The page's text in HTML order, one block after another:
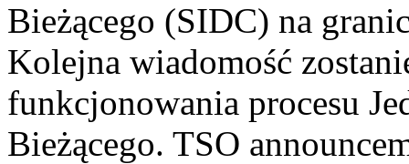
Bieżącego (SIDC) na
Kolejna wiadomość
funkcjonowania procesu
Bieżącego. TSO